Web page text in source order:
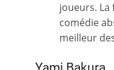
joueurs.
comédie
meilleur